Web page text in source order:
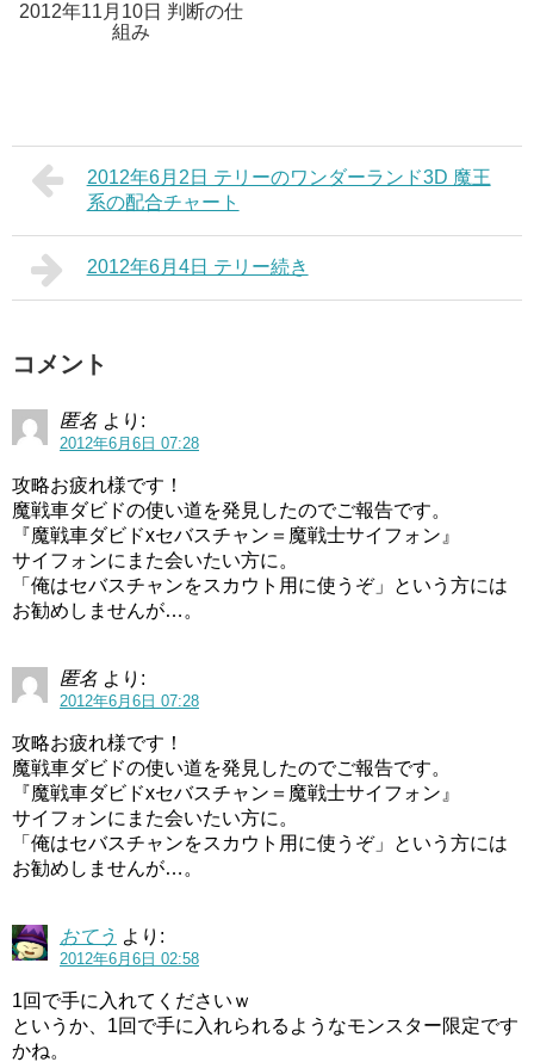
2012年11月10日 判断の仕
組み
2012年6月2日 テリーのワンダーランド3D 魔王
系の配合チャート
2012年6月4日 テリー続き
コメント
匿名 より:
2012年6月6日 07:28
攻略お疲れ様です！
魔戦車ダビドの使い道を発見したのでご報告です。
『魔戦車ダビドxセバスチャン＝魔戦士サイフォン』
サイフォンにまた会いたい方に。
「俺はセバスチャンをスカウト用に使うぞ」という方には
お勧めしませんが…。
匿名 より:
2012年6月6日 07:28
攻略お疲れ様です！
魔戦車ダビドの使い道を発見したのでご報告です。
『魔戦車ダビドxセバスチャン＝魔戦士サイフォン』
サイフォンにまた会いたい方に。
「俺はセバスチャンをスカウト用に使うぞ」という方には
お勧めしませんが…。
おてう より:
2012年6月6日 02:58
1回で手に入れてくださいｗ
というか、1回で手に入れられるようなモンスター限定です
かね。